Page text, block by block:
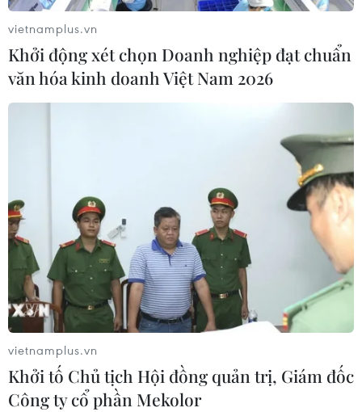
luật./.
(TTXVN/Vietnam+)
#Vi phạm quy định
#công trình xây dựng
#u minh thượng
#bản vẽ thi công
Kiên Giang
vietnamplus.vn
Khởi động xét chọn Doanh nghiệp đạt chuẩn
văn hóa kinh doanh Việt Nam 2026
vietnamplus.vn
Khởi tố Chủ tịch Hội đồng quản trị, Giám đốc
Công ty cổ phần Mekolor